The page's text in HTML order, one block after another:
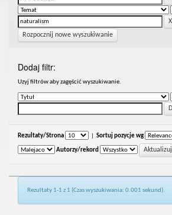
Rozpocznij nowe wyszukiwanie
Dodaj filtr:
Uzyj filtrów aby zagęścić wyszukiwanie.
Rezultaty/Strona Sortuj pozycje wg
Autorzy/rekord
Rezultaty 1-1 z 1 (Czas wyszukiwania: 0.001 sekund).